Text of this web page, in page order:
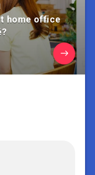
home office